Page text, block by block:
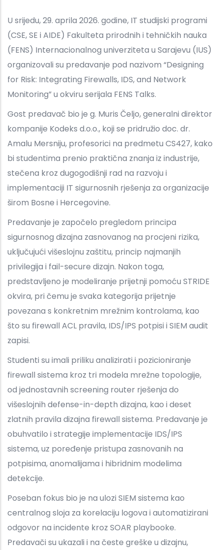
U srijedu, 29. aprila 2026. godine, IT studijski programi
(CSE, SE i AIDE) Fakulteta prirodnih i tehničkih nauka
(FENS) Internacionalnog univerziteta u Sarajevu (IUS)
organizovali su predavanje pod nazivom “Designing
for Risk: Integrating Firewalls, IDS, and Network
Monitoring” u okviru serijala FENS Talks.
Gost predavač bio je g. Muris Čeljo, generalni direktor
kompanije Kodeks d.o.o., koji se pridružio doc. dr.
Amalu Mersniju, profesorici na predmetu CS427, kako
bi studentima prenio praktična znanja iz industrije,
stečena kroz dugogodišnji rad na razvoju i
implementaciji IT sigurnosnih rješenja za organizacije
širom Bosne i Hercegovine.
Predavanje je započelo pregledom principa
sigurnosnog dizajna zasnovanog na procjeni rizika,
uključujući višeslojnu zaštitu, princip najmanjih
privilegija i fail-secure dizajn. Nakon toga,
predstavljeno je modeliranje prijetnji pomoću STRIDE
okvira, pri čemu je svaka kategorija prijetnje
povezana s konkretnim mrežnim kontrolama, kao
što su firewall ACL pravila, IDS/IPS potpisi i SIEM audit
zapisi.
Studenti su imali priliku analizirati i pozicioniranje
firewall sistema kroz tri modela mrežne topologije,
od jednostavnih screening router rješenja do
višeslojnih defense-in-depth dizajna, kao i deset
zlatnih pravila dizajna firewall sistema. Predavanje je
obuhvatilo i strategije implementacije IDS/IPS
sistema, uz poređenje pristupa zasnovanih na
potpisima, anomalijama i hibridnim modelima
detekcije.
Poseban fokus bio je na ulozi SIEM sistema kao
centralnog sloja za korelaciju logova i automatizirani
odgovor na incidente kroz SOAR playbooke.
Predavači su ukazali i na česte greške u dizajnu,